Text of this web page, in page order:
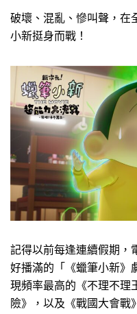
破壞、混亂、慘叫聲，在
小新挺身而戰！
記得以前每逢連續假期，
好播滿的「《蠟筆小新》
現頻率最高的《不理不理
險》，以及《戰國大會戰